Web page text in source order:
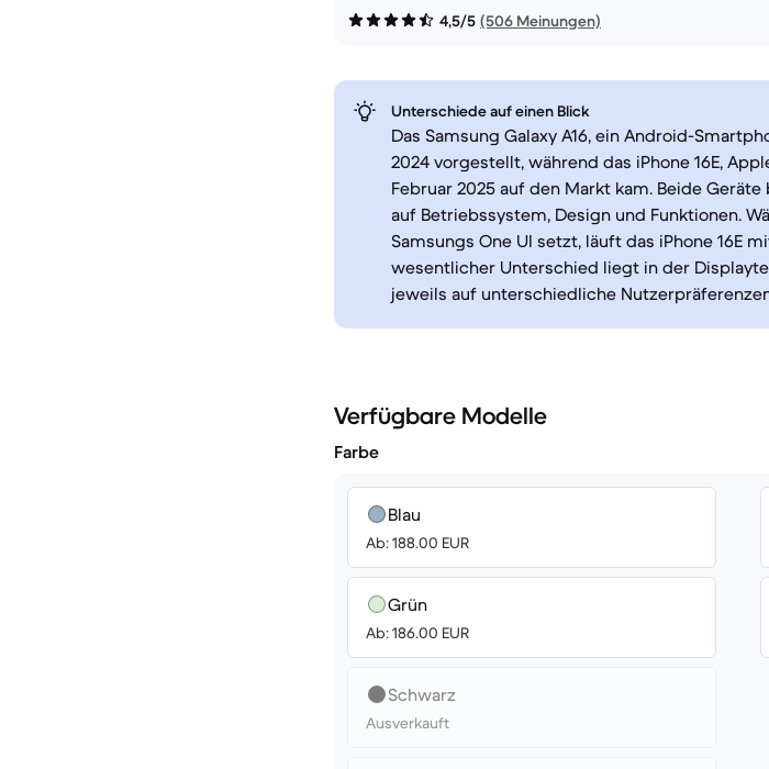
4,5/5 (506 Meinungen)
Unterschiede auf einen Blick
Das Samsung Galaxy A16, ein Android-
2024 vorgestellt, während das iPhone 16E,
Februar 2025 auf den Markt kam. Beide
auf Betriebssystem, Design und Funktionen.
Samsungs One UI setzt, läuft das iPhone 16E
wesentlicher Unterschied liegt in der
jeweils auf unterschiedliche
Verfügbare Modelle
Farbe
Blau
Ab: 188.00 EUR
Grün
Ab: 186.00 EUR
Schwarz
Ausverkauft